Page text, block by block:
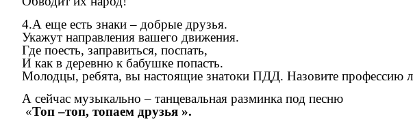
4.А еще есть знаки – добрые друзья.
Укажут направления вашего движения.
Где поесть, заправиться, поспать,
И как в деревню к бабушке попасть.
Молодцы, ребята, вы настоящие знатоки ПДД. Назовите профессию
А сейчас музыкально – танцевальная разминка под песню
«Топ –топ, топаем друзья ».